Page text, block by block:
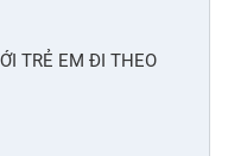
TRẺ EM ĐI THEO